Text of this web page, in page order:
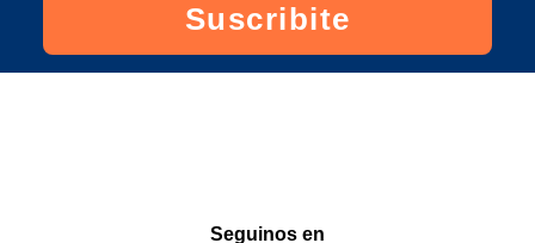
Suscribite
Seguinos en